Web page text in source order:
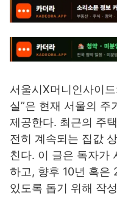
서울시X머니인사이
실”은 현재 서울의 주
제공한다. 최근의 주
전히 계속되는 집값
친다. 이 글은 독자가
하고, 향후 10년 혹은
있도록 돕기 위해 작